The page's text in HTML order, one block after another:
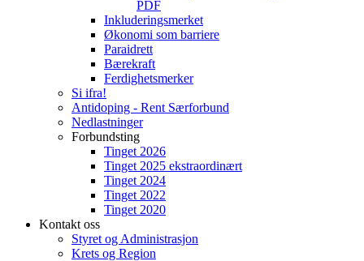
PDF
Inkluderingsmerket
Økonomi som barriere
Paraidrett
Bærekraft
Ferdighetsmerker
Si ifra!
Antidoping - Rent Særforbund
Nedlastninger
Forbundsting
Tinget 2026
Tinget 2025 ekstraordinært
Tinget 2024
Tinget 2022
Tinget 2020
Kontakt oss
Styret og Administrasjon
Krets og Region